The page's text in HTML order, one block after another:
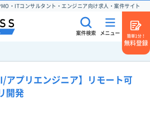
・ITコンサルタント・エンジニア向け求人・案件サイト
案件検索 メニュー
簡単1分！
無料登録
プリエンジニア】リモート可
開発